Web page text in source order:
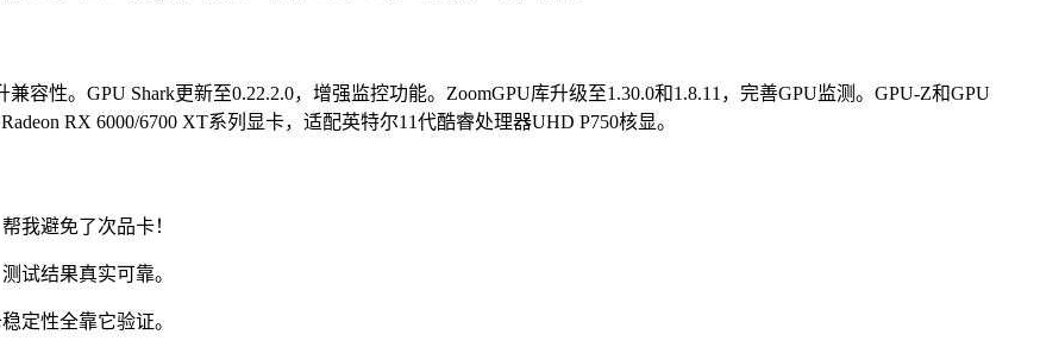
容性。GPU Shark更新至0.22.2.0，增强监控功能。ZoomGPU库升级至1.30.0和1.8.11，完善GPU监测。GPU-Z和GPU
RX 6000/6700 XT系列显卡，适配英特尔11代酷睿处理器UHD P750核显。
我避免了次品卡！
试结果真实可靠。
定性全靠它验证。